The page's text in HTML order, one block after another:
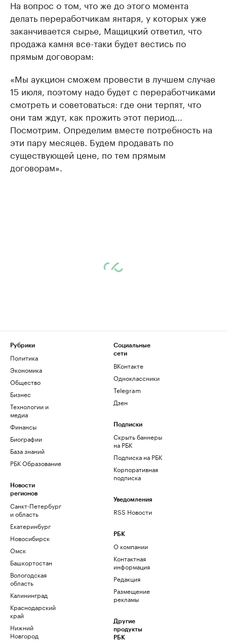
На вопрос о том, что же до этого момента
делать переработчикам янтаря, у которых уже
заканчивается сырье, Мащицкий ответил, что
продажа камня все-таки будет вестись по
прямым договорам:
«Мы аукцион сможем провести в лучшем случае
15 июля, поэтому надо будет с переработчиками
смотреть и советоваться: где они терпят, что
они там ждут, как прожить этот период...
Посмотрим. Определим вместе потребность на
эти пару месяцев. Будем продавать по
существующей цене, по тем прямым
договорам».
Рубрики
Политика
Экономика
Общество
Бизнес
Технологии и
медиа
Финансы
Биографии
База знаний
РБК Образование
Новости
регионов
Санкт-Петербург
и область
Екатеринбург
Новосибирск
Омск
Башкортостан
Вологодская
область
Калининград
Краснодарский
край
Нижний
Новгород
Социальные
сети
ВКонтакте
Одноклассники
Telegram
Дзен
Подписки
Скрыть баннеры
на РБК
Подписка на РБК
Корпоративная
подписка
Уведомления
RSS Новости
РБК
О компании
Контактная
информация
Редакция
Размещение
рекламы
Другие
продукты
РБК